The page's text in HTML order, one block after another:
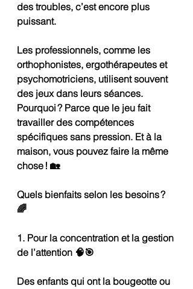
des troubles, c’est encore plus
puissant.
Les professionnels, comme les
orthophonistes, ergothérapeutes et
psychomotriciens, utilisent souvent
des jeux dans leurs séances.
Pourquoi ? Parce que le jeu fait
travailler des compétences
spécifiques sans pression. Et à la
maison, vous pouvez faire la même
chose ! 🏡
Quels bienfaits selon les besoins ?
🌈
1. Pour la concentration et la gestion
de l’attention 🧠🎯
Des enfants qui ont la bougeotte ou